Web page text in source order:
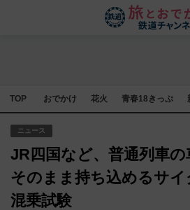
TOP おでかけ 花火 青春18きっぷ
ニュース
JR四国など、普通列車
そのまま持ち込めるサ
混乗試験